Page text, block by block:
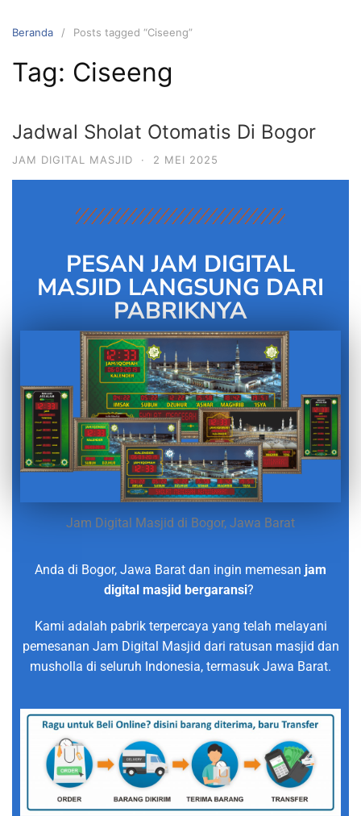
Beranda Posts tagged “Ciseeng”
Tag: Ciseeng
Jadwal Sholat Otomatis Di Bogor
JAM DIGITAL MASJID · 2 MEI 2025
PESAN JAM DIGITAL
MASJID LANGSUNG DARI
PABRIKNYA
Jam Digital Masjid di Bogor, Jawa Barat
Anda di Bogor, Jawa Barat dan ingin memesan jam
digital masjid bergaransi?
Kami adalah pabrik terpercaya yang telah melayani
pemesanan Jam Digital Masjid dari ratusan masjid dan
musholla di seluruh Indonesia, termasuk Jawa Barat.